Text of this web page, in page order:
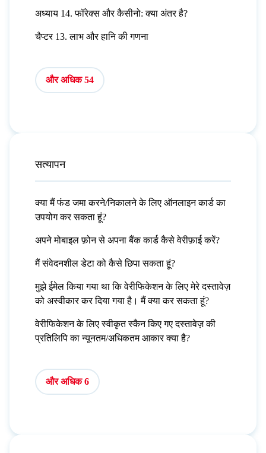
अध्याय 14. फॉरेक्स और कैसीनो: क्या अंतर है?
चैप्टर 13. लाभ और हानि की गणना
और अधिक 54
सत्यापन
क्या मैं फंड जमा करने/निकालने के लिए ऑनलाइन कार्ड का
उपयोग कर सकता हूं?
अपने मोबाइल फ़ोन से अपना बैंक कार्ड कैसे वेरीफ़ाई करें?
मैं संवेदनशील डेटा को कैसे छिपा सकता हूं?
मुझे ईमेल किया गया था कि वेरीफिकेशन के लिए मेरे दस्तावेज़
को अस्वीकार कर दिया गया है। मैं क्या कर सकता हूं?
वेरीफिकेशन के लिए स्वीकृत स्कैन किए गए दस्तावेज़ की
प्रतिलिपि का न्यूनतम/अधिकतम आकार क्या है?
और अधिक 6